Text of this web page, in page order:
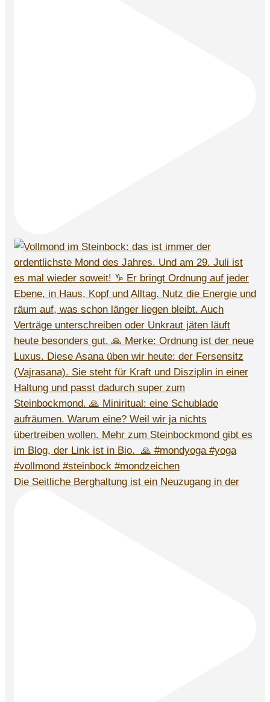
Die Seitliche Berghaltung ist ein Neuzugang in der